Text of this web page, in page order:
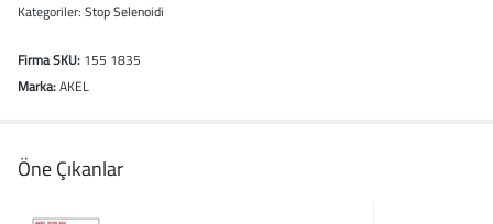
Kategoriler: Stop Selenoidi
Firma SKU: 155 1835
Marka:AKEL
Öne Çıkanlar